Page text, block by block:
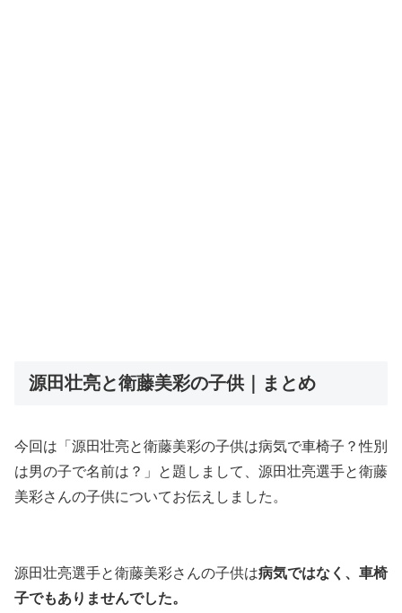
源田壮亮と衛藤美彩の子供｜まとめ
今回は「源田壮亮と衛藤美彩の子供は病気で車椅子？性別
は男の子で名前は？」と題しまして、源田壮亮選手と衛藤
美彩さんの子供についてお伝えしました。
源田壮亮選手と衛藤美彩さんの子供は病気ではなく、車椅
子でもありませんでした。